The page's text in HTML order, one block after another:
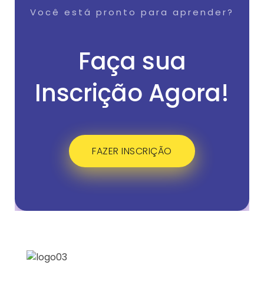
Você está pronto para aprender?
Faça sua
Inscrição Agora!
FAZER INSCRIÇÃO